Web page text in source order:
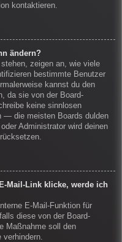
kontaktieren.
ändern?
zeigen an, wie viele
bestimmte Benutzer
kannst du den
da sie von der Board-
keine sinnlosen
— die meisten Boards dulden
Administrator wird deinen
Mail-Link klicke, werde ich
E-Mail-Funktion für
diese von der Board-
Maßnahme soll den